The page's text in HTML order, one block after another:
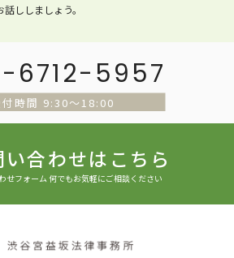
ししましょう。
6712-5957
付時間 9:30〜18:00
い合わせはこちら
せフォーム 何でもお気軽にご相談ください